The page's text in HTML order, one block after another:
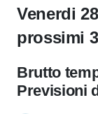
Venerdi
prossimi
Brutto
Previsioni